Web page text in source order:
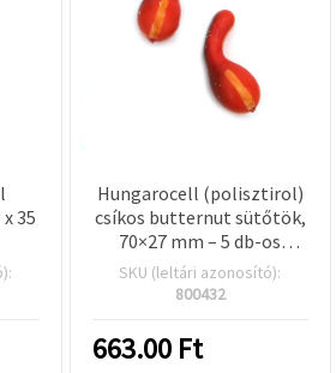
35
Hungarocell (polisztirol)
csíkos butternut sütőtök,
70×27 mm – 5 db-os
csomag
SKU (leltári azonosító):
800432
663.00 Ft